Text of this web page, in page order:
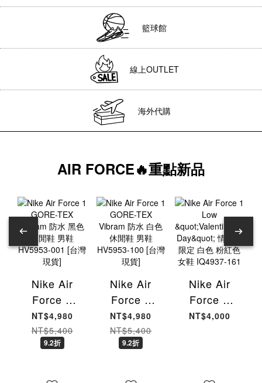
籃球館
線上OUTLET
海外代購
AIR FORCE🔥重點新品
Nike Air
Force 1
GORE-TEX
Vibram 防
水 黑色 休
HV5953-
NT$4,980
NT$5,400
9.2折
Nike Air
Force 1
GORE-TEX
Vibram 防
水 白色 休
HV5953-
NT$4,980
NT$5,400
9.2折
Nike Air
Force 1
Low
粉紅色 女鞋
NT$4,000